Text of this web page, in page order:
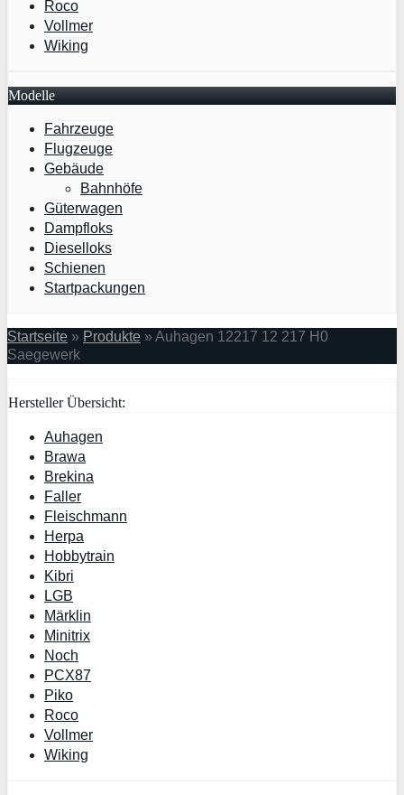
Roco
Vollmer
Wiking
Modelle
Fahrzeuge
Flugzeuge
Gebäude
Bahnhöfe
Güterwagen
Dampfloks
Dieselloks
Schienen
Startpackungen
Startseite » Produkte » Auhagen 12217 12 217 H0
Saegewerk
Hersteller Übersicht:
Auhagen
Brawa
Brekina
Faller
Fleischmann
Herpa
Hobbytrain
Kibri
LGB
Märklin
Minitrix
Noch
PCX87
Piko
Roco
Vollmer
Wiking